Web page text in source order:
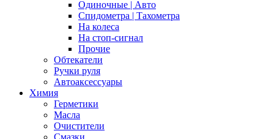
Одиночные | Авто
Спидометра | Тахометра
На колеса
На стоп-сигнал
Прочие
Обтекатели
Ручки руля
Автоаксессуары
Химия
Герметики
Масла
Очистители
Смазки